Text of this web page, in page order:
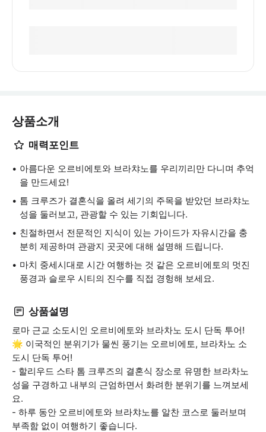
상품소개
매력포인트
아름다운 오르비에토와 브라챠노를 우리끼리만 다니며 추억
을 만드세요!
톰 크루즈가 결혼식을 올려 세기의 주목을 받았던 브라챠노
성을 둘러보고, 관광할 수 있는 기회입니다.
친절하면서 전문적인 지식이 있는 가이드가 자유시간을 충
분히 제공하며 관광지 곳곳에 대해 설명해 드립니다.
마치 중세시대로 시간 여행하는 것 같은 오르비에토의 멋진
풍경과 슬로우 시티의 진수를 직접 경헝해 보세요.
상품설명
로마 근교 소도시인 오르비에토와 브라차노 도시 단독 투어!
🌟 이국적인 분위기가 물씬 풍기는 오르비에토, 브라차노 소
도시 단독 투어!
- 할리우드 스타 톰 크루즈의 결혼식 장소로 유명한 브라차노
성을 구경하고 내부의 근엄하면서 화려한 분위기를 느껴보세
요.
- 하루 동안 오르비에토와 브라챠노를 알찬 코스로 둘러보며
부족함 없이 여행하기 좋습니다.